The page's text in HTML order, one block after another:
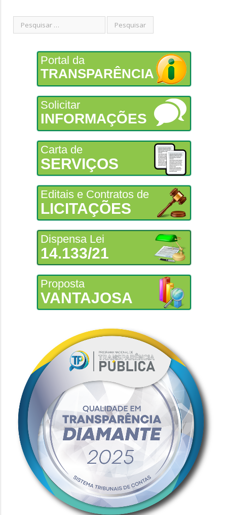
Portal da
TRANSPARÊNCIA
Solicitar
INFORMAÇÕES
Carta de
SERVIÇOS
Editais e Contratos de
LICITAÇÕES
Dispensa Lei
14.133/21
Proposta
VANTAJOSA